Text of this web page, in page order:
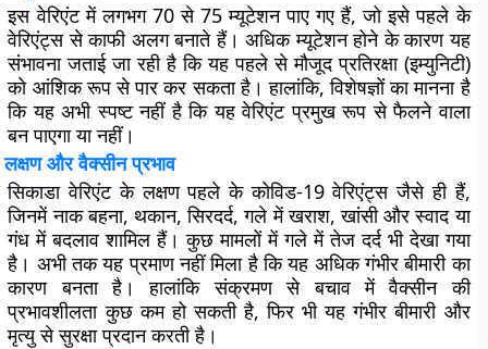
इस वेरिएंट में लगभग 70 से 75 म्यूटेशन पाए गए हैं, जो इसे पहले के
वेरिएंट्स से काफी अलग बनाते हैं। अधिक म्यूटेशन होने के कारण यह
संभावना जताई जा रही है कि यह पहले से मौजूद प्रतिरक्षा (इम्युनिटी)
को आंशिक रूप से पार कर सकता है। हालांकि, विशेषज्ञों का मानना है
कि यह अभी स्पष्ट नहीं है कि यह वेरिएंट प्रमुख रूप से फैलने वाला
बन पाएगा या नहीं।
लक्षण और वैक्सीन प्रभाव
सिकाडा वेरिएंट के लक्षण पहले के कोविड-19 वेरिएंट्स जैसे ही हैं,
जिनमें नाक बहना, थकान, सिरदर्द, गले में खराश, खांसी और स्वाद या
गंध में बदलाव शामिल हैं। कुछ मामलों में गले में तेज दर्द भी देखा गया
है। अभी तक यह प्रमाण नहीं मिला है कि यह अधिक गंभीर बीमारी का
कारण बनता है। हालांकि संक्रमण से बचाव में वैक्सीन की
प्रभावशीलता कुछ कम हो सकती है, फिर भी यह गंभीर बीमारी और
मृत्यु से सुरक्षा प्रदान करती है।